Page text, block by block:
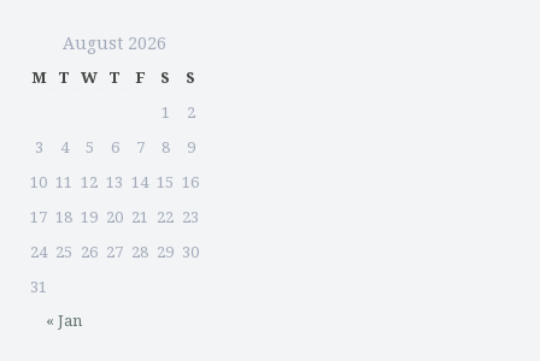
August 2026
M T W T F S S
« Jan
1
2
3
4 5 6 7 8
9
10 11 12 13 14 15 16
17 18 19 20 21 22 23
24 25 26 27 28 29 30
31